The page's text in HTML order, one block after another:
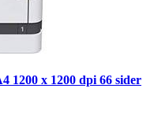
1200 x 1200 dpi 66 sider